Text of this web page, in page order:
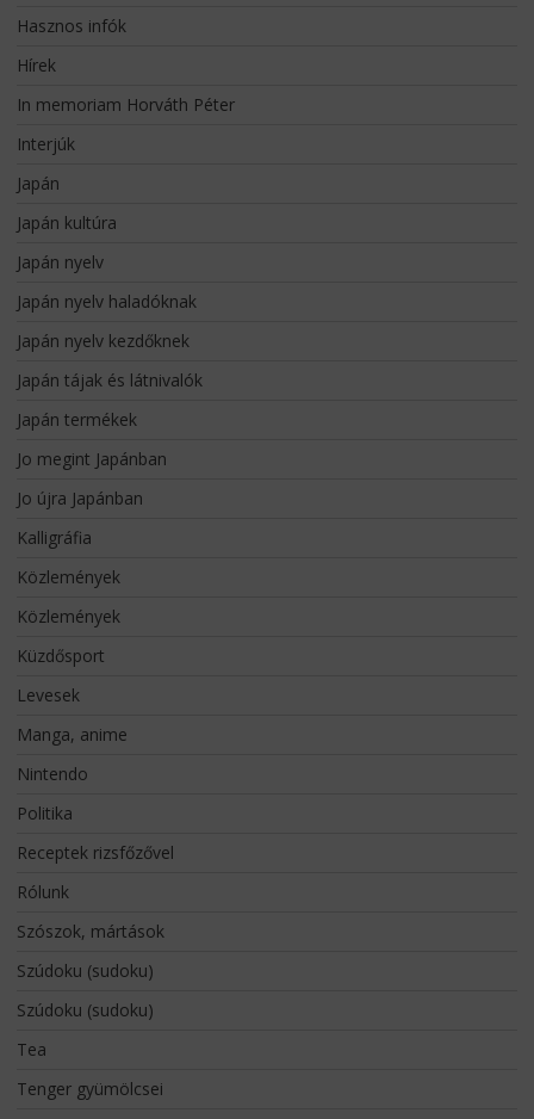
Hasznos infók
Hírek
In memoriam Horváth Péter
Interjúk
Japán
Japán kultúra
Japán nyelv
Japán nyelv haladóknak
Japán nyelv kezdőknek
Japán tájak és látnivalók
Japán termékek
Jo megint Japánban
Jo újra Japánban
Kalligráfia
Közlemények
Közlemények
Küzdősport
Levesek
Manga, anime
Nintendo
Politika
Receptek rizsfőzővel
Rólunk
Szószok, mártások
Szúdoku (sudoku)
Szúdoku (sudoku)
Tea
Tenger gyümölcsei